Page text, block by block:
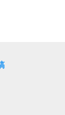
も明るめに
ます。この